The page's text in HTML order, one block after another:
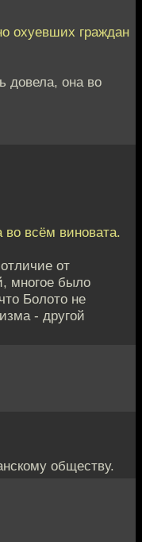
охуевших граждан
довела, она во
во всём виновата.
от
многое было
Болото не
- другой
обществу.